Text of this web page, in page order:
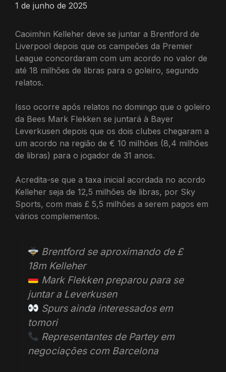
1 de junho de 2025
Caoimhin Kelleher deve se juntar a Brentford de
Liverpool depois que os campeões da Premier
League concordaram com um acordo no valor de
até 18 milhões de libras para o goleiro, segundo
relatos.
Isso ocorre após relatos no domingo que o goleiro
da Bees Mark Flekken se juntará à Bayer
Leverkusen depois que os dois clubes chegaram a
um acordo na região de € 10 milhões (8,4 milhões
de libras) para o jogador de 31 anos.
Acredita-se que a taxa inicial acordada no acordo
Kelleher seja de 12,5 milhões de libras, por Sky
Sports, com mais £ 5,5 milhões a serem pagos em
vários complementos.
Brentford se aproximando de £
18m Kelleher
Mark Flekken preparou para se
juntar a Leverkusen
Spurs ainda interessados ​​em
tomori
Representantes de Partey em
negociações com Barcelona